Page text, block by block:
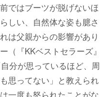
ではブーツが脱げないほ
しい、自然体な姿も臆さ
は父親からの影響があり
（『KKベストセラーズ』
分が思っているほど、周
思ってない」と教えられ
一度も怒られたことがな